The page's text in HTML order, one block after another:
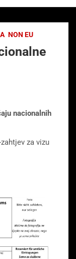
NON EU
nacionalnih
za vizu